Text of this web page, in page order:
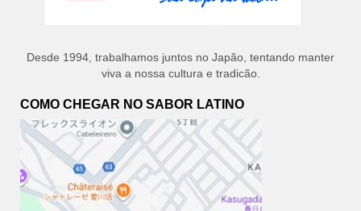
Desde 1994, trabalhamos juntos no Japão, tentando manter
viva a nossa cultura e tradicão.
COMO CHEGAR NO SABOR LATINO